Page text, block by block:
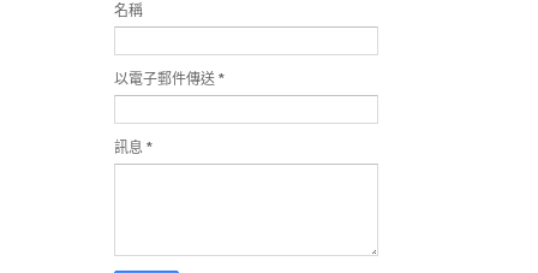
名稱
以電子郵件傳送 *
訊息 *